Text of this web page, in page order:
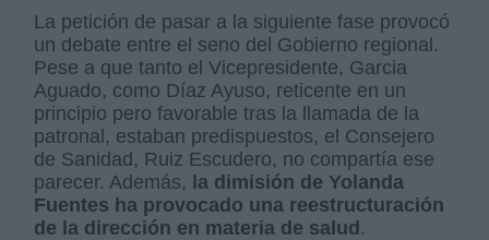
La petición de pasar a la siguiente fase provocó
un debate entre el seno del Gobierno regional.
Pese a que tanto el Vicepresidente, Garcia
Aguado, como Díaz Ayuso, reticente en un
principio pero favorable tras la llamada de la
patronal, estaban predispuestos, el Consejero
de Sanidad, Ruiz Escudero, no compartía ese
parecer. Además, la dimisión de Yolanda
Fuentes ha provocado una reestructuración
de la dirección en materia de salud.